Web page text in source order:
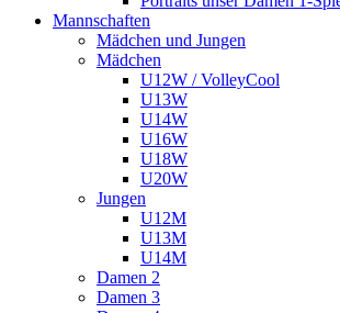
Mannschaften
Mädchen und Jungen
Mädchen
U12W / VolleyCool
U13W
U14W
U16W
U18W
U20W
Jungen
U12M
U13M
U14M
Damen 2
Damen 3